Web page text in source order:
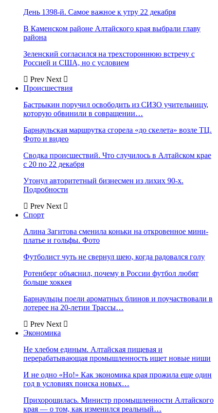
День 1398-й. Самое важное к утру 22 декабря
В Каменском районе Алтайского края выбрали главу
района
Зеленский согласился на трехстороннюю встречу с
Россией и США, но с условием
Prev Next
Происшествия
Бастрыкин поручил освободить из СИЗО учительницу,
которую обвинили в совращении…
Барнаульская маршрутка сгорела «до скелета» возле ТЦ.
Фото и видео
Сводка происшествий. Что случилось в Алтайском крае
с 20 по 22 декабря
Утонул авторитетный бизнесмен из лихих 90-х.
Подробности
Prev Next
Спорт
Алина Загитова сменила коньки на откровенное мини-
платье и гольфы. Фото
Футболист чуть не свернул шею, когда радовался голу
Ротенберг объяснил, почему в России футбол любят
больше хоккея
Барнаульцы поели ароматных блинов и поучаствовали в
лотерее на 20-летии Трассы…
Prev Next
Экономика
Не хлебом единым. Алтайская пищевая и
перерабатывающая промышленность ищет новые ниши
И не одно «Но!» Как экономика края прожила еще один
год в условиях поиска новых…
Прихорошилась. Министр промышленности Алтайского
края — о том, как изменился реальный…